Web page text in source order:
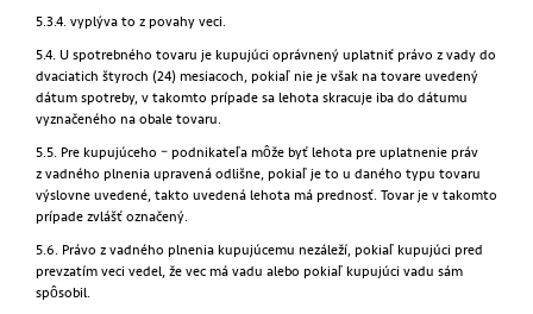
5.3.4. vyplýva to z povahy veci.
5.4. U spotrebného tovaru je kupujúci oprávnený uplatniť právo z vady do
dvaciatich štyroch (24) mesiacoch, pokiaľ nie je však na tovare uvedený
dátum spotreby, v takomto prípade sa lehota skracuje iba do dátumu
vyznačeného na obale tovaru.
5.5. Pre kupujúceho – podnikateľa môže byť lehota pre uplatnenie práv
z vadného plnenia upravená odlišne, pokiaľ je to u daného typu tovaru
výslovne uvedené, takto uvedená lehota má prednosť. Tovar je v takomto
prípade zvlášť označený.
5.6. Právo z vadného plnenia kupujúcemu nezáleží, pokiaľ kupujúci pred
prevzatím veci vedel, že vec má vadu alebo pokiaľ kupujúci vadu sám
spôsobil.